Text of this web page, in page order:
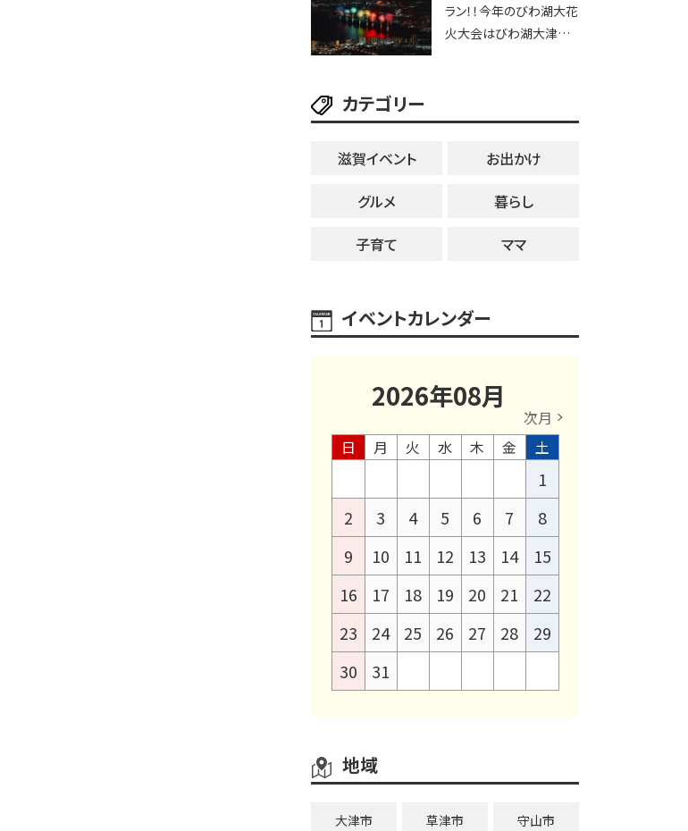
ブなど。【和邇ふれあい夏
祭り】
ラン！！今年のびわ湖大花
火大会はびわ湖大津プリ
カテゴリー
滋賀イベント
お出かけ
グルメ
暮らし
子育て
ママ
イベントカレンダー
2026年08月
次月
日
月 火 水 木 金 土
1
2
3 4 5 6 7
8
9
10 11 12 13 14
15
16
17 18 19 20 21
22
23
24 25 26 27 28
29
30
31
地域
大津市 草津市 守山市